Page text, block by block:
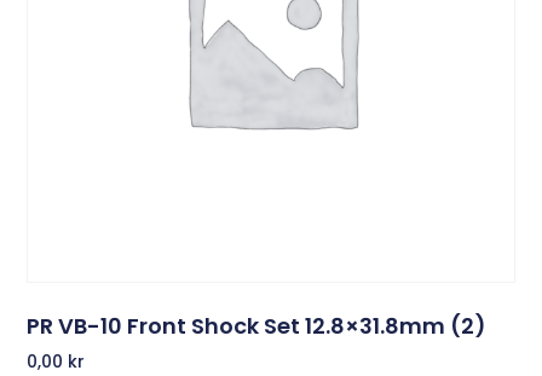
PR VB-10 Front Shock Set 12.8×31.8mm (2)
0,00 kr